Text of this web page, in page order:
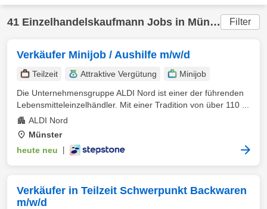
41 Einzelhandelskaufmann Jobs in Münster (20
Filter
Verkäufer Minijob / Aushilfe m/w/d
Teilzeit Attraktive Vergütung
Minijob
Die Unternehmensgruppe ALDI Nord ist einer der führenden
Lebensmitteleinzelhändler. Mit einer Tradition von über 110 ...
ALDI Nord
Münster
heute neu
Verkäufer in Teilzeit Schwerpunkt Backwaren
m/w/d